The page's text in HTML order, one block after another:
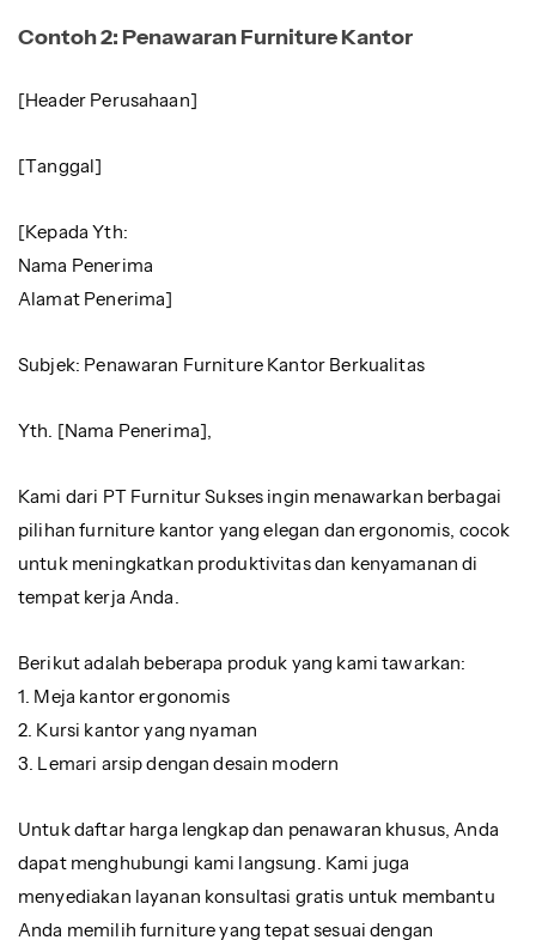
Contoh 2: Penawaran Furniture Kantor
[Header Perusahaan]
[Tanggal]
[Kepada Yth:
Nama Penerima
Alamat Penerima]
Subjek: Penawaran Furniture Kantor Berkualitas
Yth. [Nama Penerima],
Kami dari PT Furnitur Sukses ingin menawarkan berbagai
pilihan furniture kantor yang elegan dan ergonomis, cocok
untuk meningkatkan produktivitas dan kenyamanan di
tempat kerja Anda.
Berikut adalah beberapa produk yang kami tawarkan:
1. Meja kantor ergonomis
2. Kursi kantor yang nyaman
3. Lemari arsip dengan desain modern
Untuk daftar harga lengkap dan penawaran khusus, Anda
dapat menghubungi kami langsung. Kami juga
menyediakan layanan konsultasi gratis untuk membantu
Anda memilih furniture yang tepat sesuai dengan